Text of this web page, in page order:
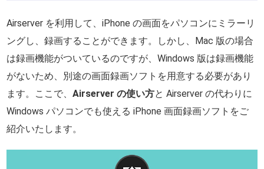
Airserver を利用して、iPhone の画面をパソコンにミラーリ
ングし、録画することができます。しかし、Mac 版の場合
は録画機能がついているのですが、Windows 版は録画機能
がないため、別途の画面録画ソフトを用意する必要があり
ます。ここで、Airserver の使い方と Airserver の代わりに
Windows パソコンでも使える iPhone 画面録画ソフトをご
紹介いたします。